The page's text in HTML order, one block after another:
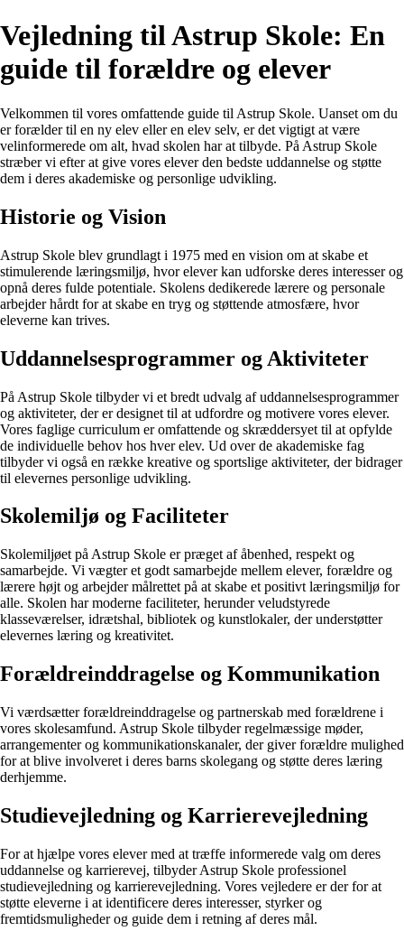
Vejledning til Astrup Skole: En
guide til forældre og elever
Velkommen til vores omfattende guide til Astrup Skole. Uanset om du
er forælder til en ny elev eller en elev selv, er det vigtigt at være
velinformerede om alt, hvad skolen har at tilbyde. På Astrup Skole
stræber vi efter at give vores elever den bedste uddannelse og støtte
dem i deres akademiske og personlige udvikling.
Historie og Vision
Astrup Skole blev grundlagt i 1975 med en vision om at skabe et
stimulerende læringsmiljø, hvor elever kan udforske deres interesser og
opnå deres fulde potentiale. Skolens dedikerede lærere og personale
arbejder hårdt for at skabe en tryg og støttende atmosfære, hvor
eleverne kan trives.
Uddannelsesprogrammer og Aktiviteter
På Astrup Skole tilbyder vi et bredt udvalg af uddannelsesprogrammer
og aktiviteter, der er designet til at udfordre og motivere vores elever.
Vores faglige curriculum er omfattende og skræddersyet til at opfylde
de individuelle behov hos hver elev. Ud over de akademiske fag
tilbyder vi også en række kreative og sportslige aktiviteter, der bidrager
til elevernes personlige udvikling.
Skolemiljø og Faciliteter
Skolemiljøet på Astrup Skole er præget af åbenhed, respekt og
samarbejde. Vi vægter et godt samarbejde mellem elever, forældre og
lærere højt og arbejder målrettet på at skabe et positivt læringsmiljø for
alle. Skolen har moderne faciliteter, herunder veludstyrede
klasseværelser, idrætshal, bibliotek og kunstlokaler, der understøtter
elevernes læring og kreativitet.
Forældreinddragelse og Kommunikation
Vi værdsætter forældreinddragelse og partnerskab med forældrene i
vores skolesamfund. Astrup Skole tilbyder regelmæssige møder,
arrangementer og kommunikationskanaler, der giver forældre mulighed
for at blive involveret i deres barns skolegang og støtte deres læring
derhjemme.
Studievejledning og Karrierevejledning
For at hjælpe vores elever med at træffe informerede valg om deres
uddannelse og karrierevej, tilbyder Astrup Skole professionel
studievejledning og karrierevejledning. Vores vejledere er der for at
støtte eleverne i at identificere deres interesser, styrker og
fremtidsmuligheder og guide dem i retning af deres mål.